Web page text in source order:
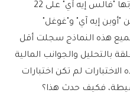
فيها. وبحسب الاختبارات التي أجرتها "فالس إيه آي" على 22
"أوبن إيه آي" و"غوغل"
هذه النماذج سجلت أقل
بالتحليل والجوانب المالية
الاختبارات لم تكن اختبارات
فكيف حدث هذا؟